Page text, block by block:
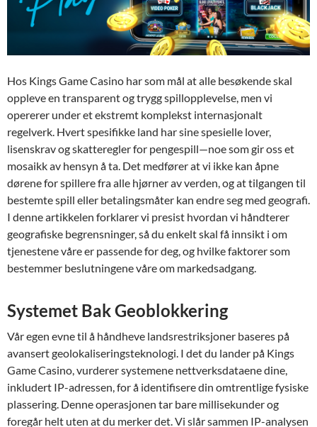
Hos Kings Game Casino har som mål at alle besøkende skal
oppleve en transparent og trygg spillopplevelse, men vi
opererer under et ekstremt komplekst internasjonalt
regelverk. Hvert spesifikke land har sine spesielle lover,
lisenskrav og skatteregler for pengespill—noe som gir oss et
mosaikk av hensyn å ta. Det medfører at vi ikke kan åpne
dørene for spillere fra alle hjørner av verden, og at tilgangen til
bestemte spill eller betalingsmåter kan endre seg med geografi.
I denne artikkelen forklarer vi presist hvordan vi håndterer
geografiske begrensninger, så du enkelt skal få innsikt i om
tjenestene våre er passende for deg, og hvilke faktorer som
bestemmer beslutningene våre om markedsadgang.
Systemet Bak Geoblokkering
Vår egen evne til å håndheve landsrestriksjoner baseres på
avansert geolokaliseringsteknologi. I det du lander på Kings
Game Casino, vurderer systemene nettverksdataene dine,
inkludert IP-adressen, for å identifisere din omtrentlige fysiske
plassering. Denne operasjonen tar bare millisekunder og
foregår helt uten at du merker det. Vi slår sammen IP-analysen